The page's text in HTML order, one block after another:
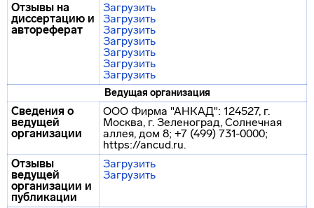
Отзывы на
диссертацию и
автореферат
Загрузить
Загрузить
Загрузить
Загрузить
Загрузить
Загрузить
Загрузить
Ведущая организация
Сведения о
ведущей
организации
ООО Фирма "АНКАД": 124527, г.
Москва, г. Зеленоград, Солнечная
аллея, дом 8; +7 (499) 731-0000;
https://ancud.ru.
Отзывы
ведущей
организации и
публикации
Загрузить
Загрузить